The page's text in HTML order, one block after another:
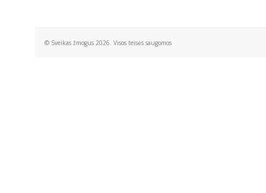
© Sveikas žmogus 2026. Visos teisės saugomos